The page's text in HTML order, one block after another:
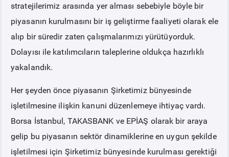
stratejilerimiz arasında yer alması sebebiyle böyle bir
piyasanın kurulmasını bir iş geliştirme faaliyeti olarak ele
alıp bir süredir zaten çalışmalarımızı yürütüyorduk.
Dolayısı ile katılımcıların taleplerine oldukça hazırlıklı
yakalandık.
Her şeyden önce piyasanın Şirketimiz bünyesinde
işletilmesine ilişkin kanuni düzenlemeye ihtiyaç vardı.
Borsa İstanbul, TAKASBANK ve EPİAŞ olarak bir araya
gelip bu piyasanın sektör dinamiklerine en uygun şekilde
işletilmesi için Şirketimiz bünyesinde kurulması gerektiği